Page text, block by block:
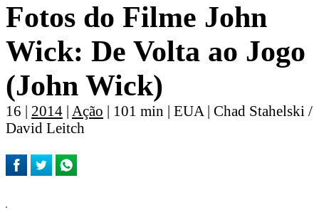
Fotos do Filme John
Wick: De Volta ao Jogo
(John Wick)
16 | 2014 | Ação | 101 min | EUA | Chad Stahelski /
David Leitch